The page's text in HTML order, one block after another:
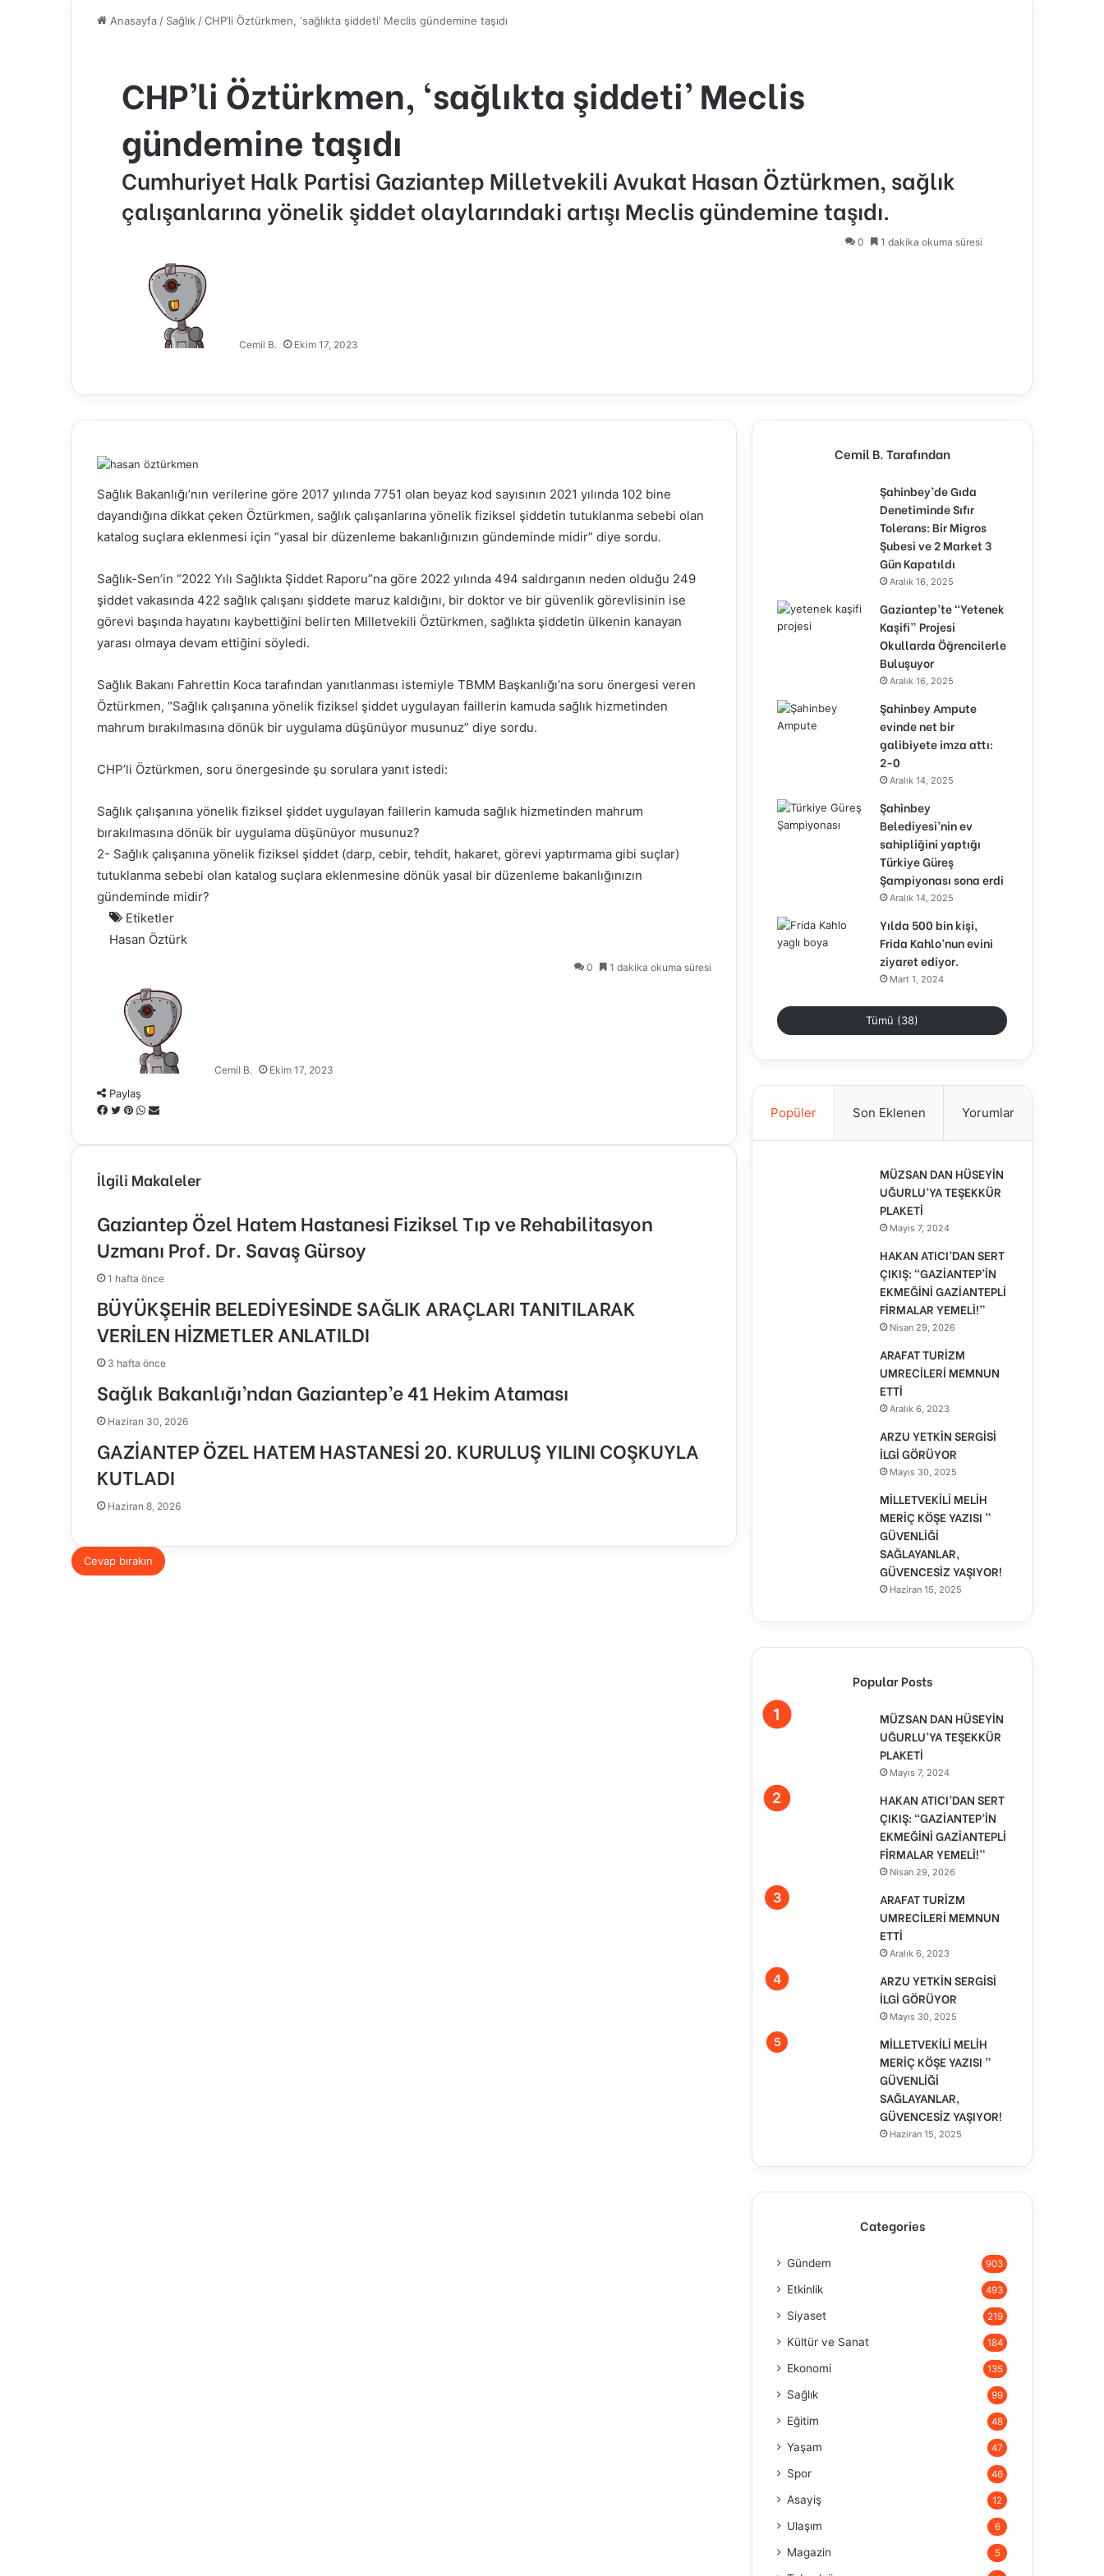
Anasayfa / Sağlık /CHP’li Öztürkmen, ‘sağlıkta şiddeti’ Meclis gündemine taşıdı
CHP’li Öztürkmen, ‘sağlıkta şiddeti’ Meclis
gündemine taşıdı
Cumhuriyet Halk Partisi Gaziantep Milletvekili Avukat Hasan Öztürkmen, sağlık
çalışanlarına yönelik şiddet olaylarındaki artışı Meclis gündemine taşıdı.
Cemil B. Ekim 17, 2023
0 1 dakika okuma süresi
Sağlık Bakanlığı’nın verilerine göre 2017 yılında 7751 olan beyaz kod sayısının 2021 yılında 102 bine
dayandığına dikkat çeken Öztürkmen, sağlık çalışanlarına yönelik fiziksel şiddetin tutuklanma sebebi olan
katalog suçlara eklenmesi için “yasal bir düzenleme bakanlığınızın gündeminde midir” diye sordu.
Sağlık-Sen’in “2022 Yılı Sağlıkta Şiddet Raporu”na göre 2022 yılında 494 saldırganın neden olduğu 249
şiddet vakasında 422 sağlık çalışanı şiddete maruz kaldığını, bir doktor ve bir güvenlik görevlisinin ise
görevi başında hayatını kaybettiğini belirten Milletvekili Öztürkmen, sağlıkta şiddetin ülkenin kanayan
yarası olmaya devam ettiğini söyledi.
Sağlık Bakanı Fahrettin Koca tarafından yanıtlanması istemiyle TBMM Başkanlığı’na soru önergesi veren
Öztürkmen, “Sağlık çalışanına yönelik fiziksel şiddet uygulayan faillerin kamuda sağlık hizmetinden
mahrum bırakılmasına dönük bir uygulama düşünüyor musunuz” diye sordu.
CHP’li Öztürkmen, soru önergesinde şu sorulara yanıt istedi:
Sağlık çalışanına yönelik fiziksel şiddet uygulayan faillerin kamuda sağlık hizmetinden mahrum
bırakılmasına dönük bir uygulama düşünüyor musunuz?
2- Sağlık çalışanına yönelik fiziksel şiddet (darp, cebir, tehdit, hakaret, görevi yaptırmama gibi suçlar)
tutuklanma sebebi olan katalog suçlara eklenmesine dönük yasal bir düzenleme bakanlığınızın
gündeminde midir?
Etiketler
Hasan Öztürk
Cemil B. Ekim 17, 2023
0 1 dakika okuma süresi
Paylaş
Facebook
Twitter
Pinterest
WhatsApp
E-
ile
İlgili Makaleler
Gaziantep Özel Hatem Hastanesi Fiziksel Tıp ve Rehabilitasyon
Uzmanı Prof. Dr. Savaş Gürsoy
1 hafta önce
BÜYÜKŞEHİR BELEDİYESİNDE SAĞLIK ARAÇLARI TANITILARAK
VERİLEN HİZMETLER ANLATILDI
3 hafta önce
Sağlık Bakanlığı’ndan Gaziantep’e 41 Hekim Ataması
Haziran 30, 2026
GAZİANTEP ÖZEL HATEM HASTANESİ 20. KURULUŞ YILINI COŞKUYLA
KUTLADI
Haziran 8, 2026
Cevap bırakın
Cemil B. Tarafından
Şahinbey’de Gıda
Denetiminde Sıfır
Tolerans: Bir Migros
Şubesi ve 2 Market 3
Gün Kapatıldı
Aralık 16, 2025
Gaziantep’te “Yetenek
Kaşifi” Projesi
Okullarda Öğrencilerle
Buluşuyor
Aralık 16, 2025
Şahinbey Ampute
evinde net bir
galibiyete imza attı:
2-0
Aralık 14, 2025
Şahinbey
Belediyesi’nin ev
sahipliğini yaptığı
Türkiye Güreş
Şampiyonası sona erdi
Aralık 14, 2025
Yılda 500 bin kişi,
Frida Kahlo’nun evini
ziyaret ediyor.
Mart 1, 2024
Tümü (38)
Popüler Son Eklenen Yorumlar
MÜZSAN DAN HÜSEYİN
UĞURLU’YA TEŞEKKÜR
PLAKETİ
Mayıs 7, 2024
HAKAN ATICI’DAN SERT
ÇIKIŞ: “GAZİANTEP’İN
EKMEĞİNİ GAZİANTEPLİ
FİRMALAR YEMELİ!”
Nisan 29, 2026
ARAFAT TURİZM
UMRECİLERİ MEMNUN
ETTİ
Aralık 6, 2023
ARZU YETKİN SERGİSİ
İLGİ GÖRÜYOR
Mayıs 30, 2025
MİLLETVEKİLİ MELİH
MERİÇ KÖŞE YAZISI ”
GÜVENLİĞİ
SAĞLAYANLAR,
GÜVENCESİZ YAŞIYOR!
Haziran 15, 2025
Popular Posts
MÜZSAN DAN HÜSEYİN
UĞURLU’YA TEŞEKKÜR
PLAKETİ
Mayıs 7, 2024
HAKAN ATICI’DAN SERT
ÇIKIŞ: “GAZİANTEP’İN
EKMEĞİNİ GAZİANTEPLİ
FİRMALAR YEMELİ!”
Nisan 29, 2026
ARAFAT TURİZM
UMRECİLERİ MEMNUN
ETTİ
Aralık 6, 2023
ARZU YETKİN SERGİSİ
İLGİ GÖRÜYOR
Mayıs 30, 2025
MİLLETVEKİLİ MELİH
MERİÇ KÖŞE YAZISI ”
GÜVENLİĞİ
SAĞLAYANLAR,
GÜVENCESİZ YAŞIYOR!
Haziran 15, 2025
Categories
Gündem 903
Etkinlik 493
Siyaset 219
Kültür ve Sanat 184
Ekonomi 135
Sağlık 99
Eğitim 48
Yaşam 47
Spor 46
Asayiş 12
Ulaşım 6
Magazin 5